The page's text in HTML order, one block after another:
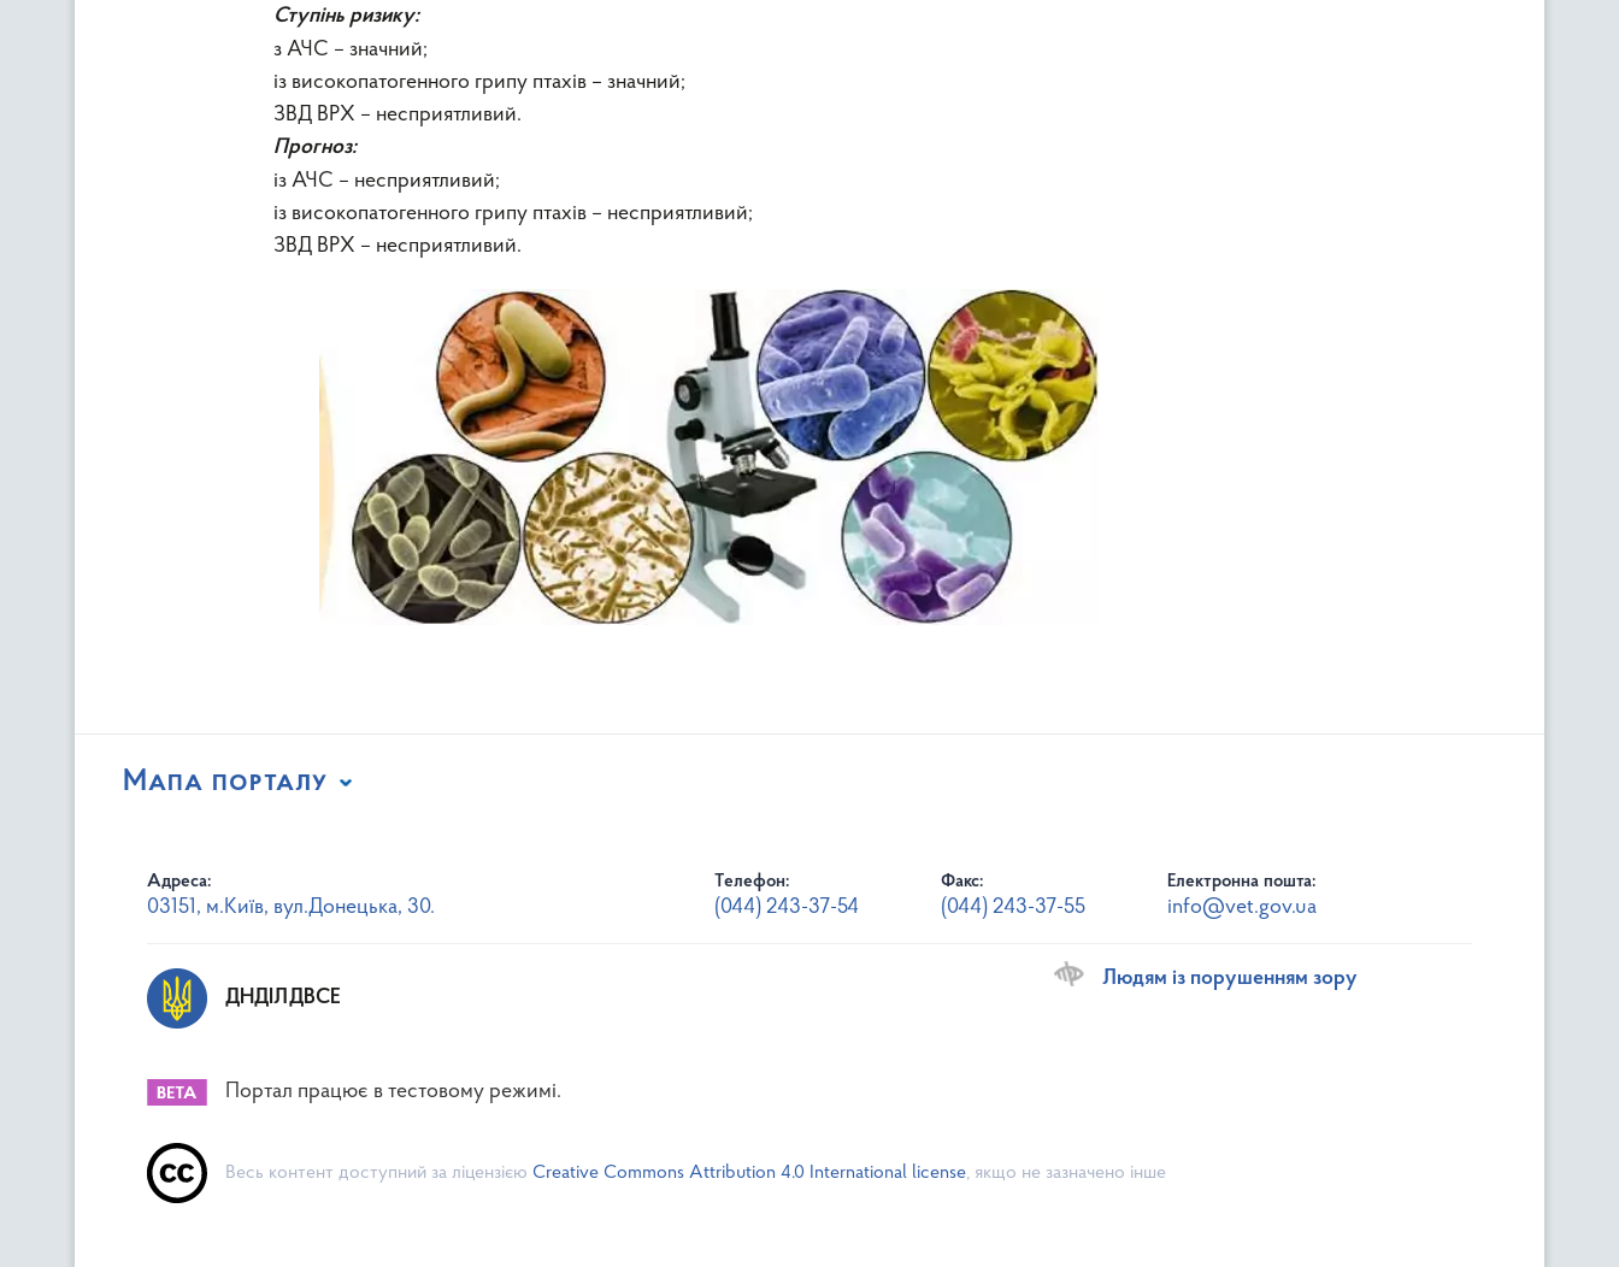
Ступінь ризику:
з АЧС – значний;
із високопатогенного грипу птахів – значний;
ЗВД ВРХ – несприятливий.
Прогноз:
із АЧС – несприятливий;
із високопатогенного грипу птахів – несприятливий;
ЗВД ВРХ – несприятливий.
Мапа порталу
Адреса:
03151, м.Київ, вул.Донецька, 30.
Телефон:
(044) 243-37-54
Факс:
(044) 243-37-55
Електронна пошта:
info@vet.gov.ua
ДНДІЛДВСЕ
Портал працює в тестовому режимі.
Людям із порушенням зору
Весь контент доступний за ліцензією Creative Commons Attribution 4.0 International license, якщо не зазначено інше